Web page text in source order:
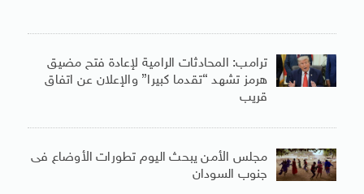
ترامب: المحادثات الرامية لإعادة فتح مضيق
هرمز تشهد “تقدما كبيرا” والإعلان عن اتفاق
قريب
مجلس الأمن يبحث اليوم تطورات الأوضاع فى
جنوب السودان